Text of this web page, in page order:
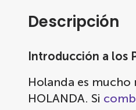
Descripción
Introducción a los
Holanda es mucho
HOLANDA. Si